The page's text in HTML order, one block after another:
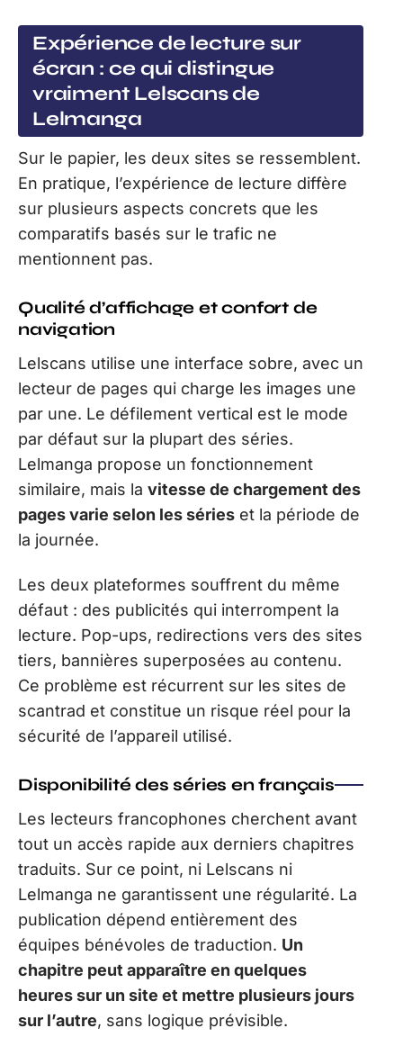
Expérience de lecture sur
écran : ce qui distingue
vraiment Lelscans de
Lelmanga
Sur le papier, les deux sites se ressemblent.
En pratique, l’expérience de lecture diffère
sur plusieurs aspects concrets que les
comparatifs basés sur le trafic ne
mentionnent pas.
Qualité d’affichage et confort de
navigation
Lelscans utilise une interface sobre, avec un
lecteur de pages qui charge les images une
par une. Le défilement vertical est le mode
par défaut sur la plupart des séries.
Lelmanga propose un fonctionnement
similaire, mais la vitesse de chargement des
pages varie selon les séries et la période de
la journée.
Les deux plateformes souffrent du même
défaut : des publicités qui interrompent la
lecture. Pop-ups, redirections vers des sites
tiers, bannières superposées au contenu.
Ce problème est récurrent sur les sites de
scantrad et constitue un risque réel pour la
sécurité de l’appareil utilisé.
Disponibilité des séries en français
Les lecteurs francophones cherchent avant
tout un accès rapide aux derniers chapitres
traduits. Sur ce point, ni Lelscans ni
Lelmanga ne garantissent une régularité. La
publication dépend entièrement des
équipes bénévoles de traduction. Un
chapitre peut apparaître en quelques
heures sur un site et mettre plusieurs jours
sur l’autre, sans logique prévisible.